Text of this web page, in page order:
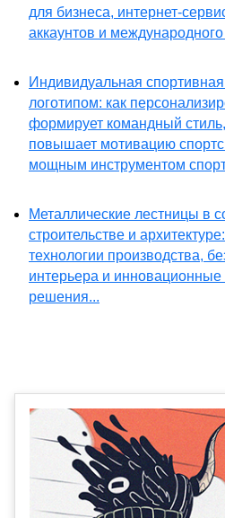
для бизнеса, интернет-
аккаунтов и
Индивидуальная
логотипом: как
формирует командный
повышает мотивацию
мощным инструментом
Металлические лестницы в
строительстве и
технологии производства,
интерьера и
решения...